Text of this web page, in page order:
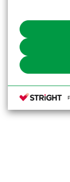
the use of all
You can change